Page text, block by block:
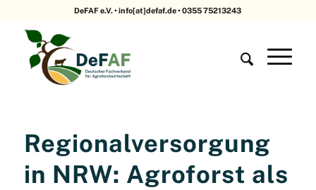
DeFAF e.V. • info[at]defaf.de • 0355 75213243
Regionalversorgung
in NRW: Agroforst als